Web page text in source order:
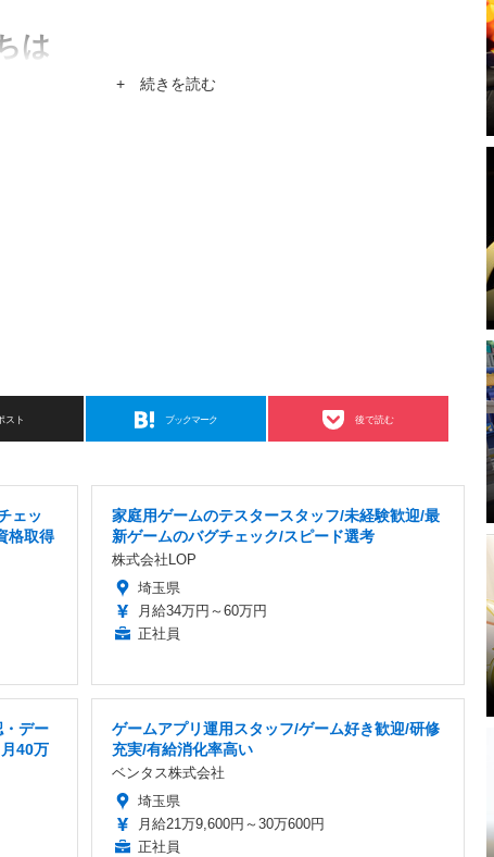
は
文）Game*Sparkの共同編集長。特技はヒトカラ12時間。
+ 続きを読む
スト ブックマーク 後で読む
ェッ
格取得
家庭用ゲームのテスタースタッフ/未経験歓迎/最
新ゲームのバグチェック/スピード選考
株式会社LOP
埼玉県
月給34万円～60万円
正社員
デー
40万
ゲームアプリ運用スタッフ/ゲーム好き歓迎/研修
充実/有給消化率高い
ベンタス株式会社
埼玉県
月給21万9,600円～30万600円
正社員